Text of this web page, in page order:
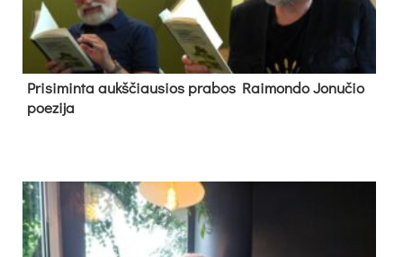
Pri­si­min­ta aukš­čiau­sios pra­bos Rai­mon­do Jo­nu­čio
poe­zi­ja